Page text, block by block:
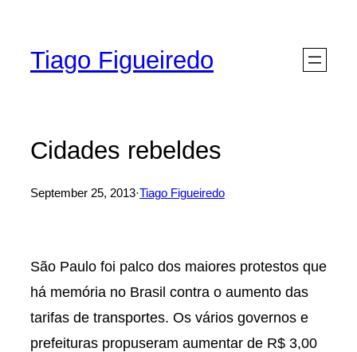
content
Tiago Figueiredo
Cidades rebeldes
September 25, 2013·Tiago Figueiredo
São Paulo foi palco dos maiores protestos que
há memória no Brasil contra o aumento das
tarifas de transportes. Os vários governos e
prefeituras propuseram aumentar de R$ 3,00